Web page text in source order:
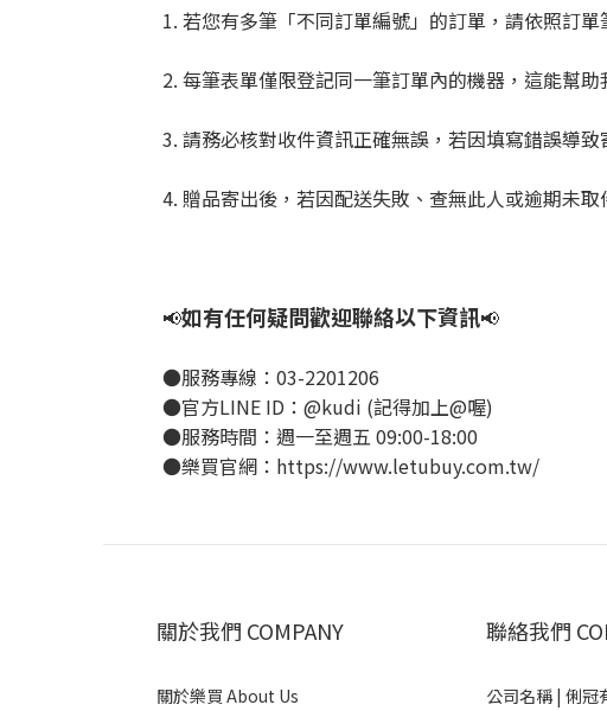
1. 若您有多筆「不同訂單編號」的訂單，請依照訂
2. 每筆表單僅限登記同一筆訂單內的機器，這能幫
3. 請務必核對收件資訊正確無誤，若因填寫錯誤導
4. 贈品寄出後，若因配送失敗、查無此人或逾期未
📢如有任何疑問歡迎聯絡以下資訊📢
●服務專線：03-2201206
●官方LINE ID：@kudi (記得加上@喔)
●服務時間：週一至週五 09:00-18:00
●樂買官網：https://www.letubuy.com.tw/
關於我們 COMPANY
關於樂買 About Us
聯絡我們
公司名稱 | 俐冠